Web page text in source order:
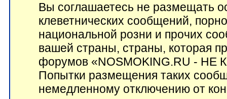
Вы соглашаетесь не размещать
клеветнических сообщений,
национальной розни и прочих
вашей страны, страны, которая
форумов «NOSMOKING.RU - НЕ
Попытки размещения таких
немедленному отключению от